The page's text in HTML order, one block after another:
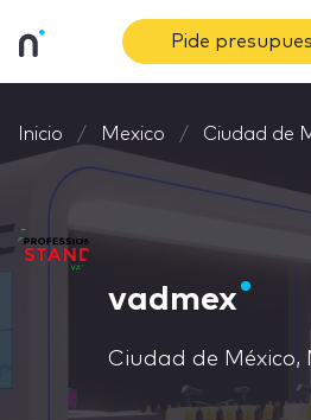
Pide
Inicio Mexico Ciudad de
vadmex
Ciudad de México,